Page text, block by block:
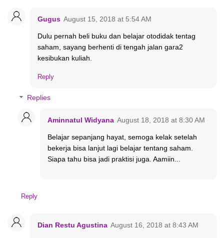
Gugus August 15, 2018 at 5:54 AM
Dulu pernah beli buku dan belajar otodidak tentag
saham, sayang berhenti di tengah jalan gara2
kesibukan kuliah.
Reply
Replies
Aminnatul Widyana August 18, 2018 at 8:30 AM
Belajar sepanjang hayat, semoga kelak setelah
bekerja bisa lanjut lagi belajar tentang saham.
Siapa tahu bisa jadi praktisi juga. Aamiin...
Reply
Dian Restu Agustina August 16, 2018 at 8:43 AM